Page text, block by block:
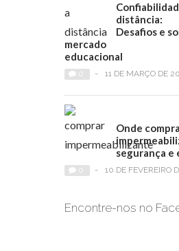
distância:
Desafios e
mercado
educacional
- 11 DE MARÇO DE
Onde
segurança e
- 10 DE FEVEREIRO
Encontre-nos no